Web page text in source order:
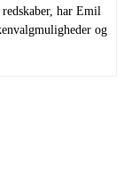
har Emil
og